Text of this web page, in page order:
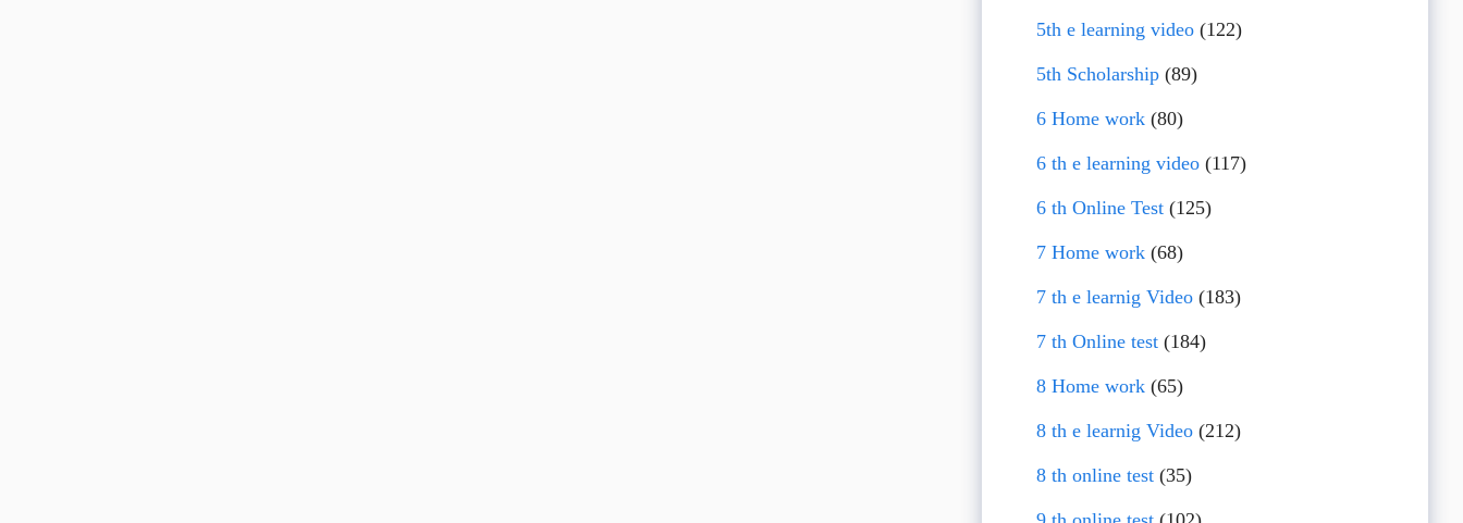
5th e learning video(122)
5th Scholarship(89)
6 Home work(80)
6 th e learning video(117)
6 th Online Test(125)
7 Home work(68)
7 th e learnig Video(183)
7 th Online test(184)
8 Home work(65)
8 th e learnig Video(212)
8 th online test(35)